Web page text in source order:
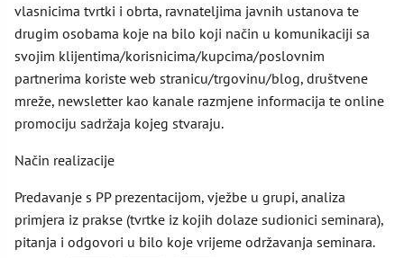
vlasnicima tvrtki i obrta, ravnateljima javnih ustanova te
drugim osobama koje na bilo koji način u komunikaciji sa
svojim klijentima/korisnicima/kupcima/poslovnim
partnerima koriste web stranicu/trgovinu/blog, društvene
mreže, newsletter kao kanale razmjene informacija te online
promociju sadržaja kojeg stvaraju.
Način realizacije
Predavanje s PP prezentacijom, vježbe u grupi, analiza
primjera iz prakse (tvrtke iz kojih dolaze sudionici seminara),
pitanja i odgovori u bilo koje vrijeme održavanja seminara.